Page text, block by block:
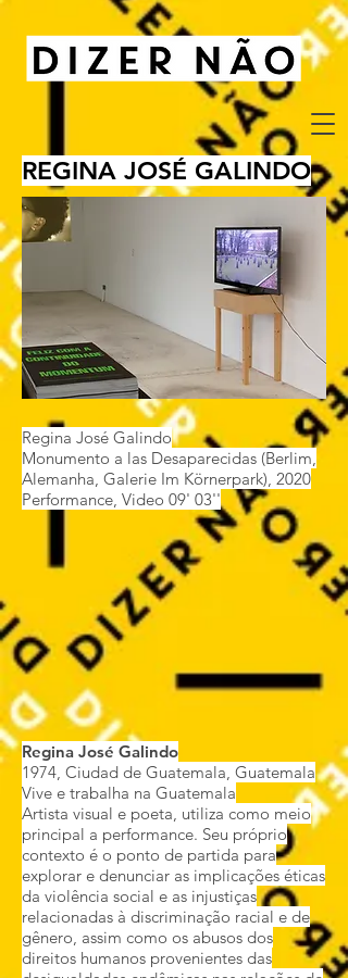
REGINA JOSÉ GALINDO
Regina José Galindo
Monumento a las Desaparecidas (Berlim,
Alemanha, Galerie Im Körnerpark), 2020
Performance, Video 09' 03''
Regina José Galindo
1974, Ciudad de Guatemala, Guatemala
Vive e trabalha na Guatemala
Artista visual e poeta, utiliza como meio
principal a performance. Seu próprio
contexto é o ponto de partida para
explorar e denunciar as implicações éticas
da violência social e as injustiças
relacionadas à discriminação racial e de
gênero, assim como os abusos dos
direitos humanos provenientes das